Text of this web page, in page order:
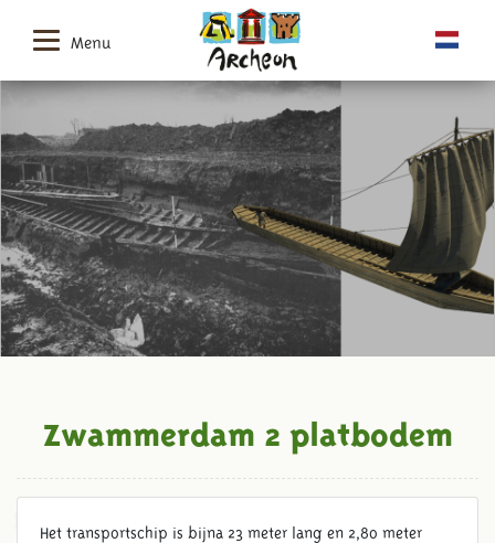
Menu
Zwammerdam 2 platbodem
Het transportschip is bijna 23 meter lang en 2,80 meter